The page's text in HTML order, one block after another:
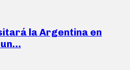
la Argentina en
un…